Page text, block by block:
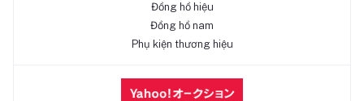
Đồng hồ hiệu
Đồng hồ nam
Phụ kiện thương hiệu